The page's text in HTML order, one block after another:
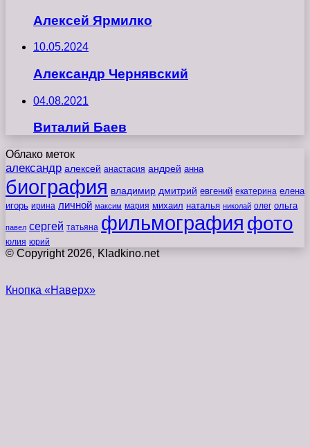
Алексей Ярмилко
10.05.2024
Александр Чернявский
04.08.2021
Виталий Баев
Облако меток
александр алексей анастасия андрей анна
биография владимир дмитрий евгений екатерина елена
игорь ирина личной максим мария михаил наталья николай олег ольга
павел сергей татьяна фильмография фото
юлия юрий
© Copyright 2026, Kladkino.net
Кнопка «Наверх»